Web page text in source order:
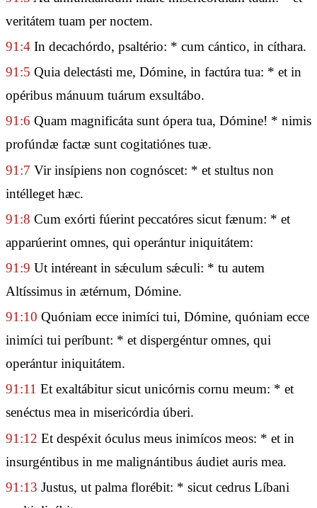
veritátem tuam per noctem.
91:4 In decachórdo, psaltério: * cum cántico, in cíthara.
91:5 Quia delectásti me, Dómine, in factúra tua: * et in
opéribus mánuum tuárum exsultábo.
91:6 Quam magnificáta sunt ópera tua, Dómine! * nimis
profúndæ factæ sunt cogitatiónes tuæ.
91:7 Vir insípiens non cognóscet: * et stultus non
intélleget hæc.
91:8 Cum exórti fúerint peccatóres sicut fænum: * et
apparúerint omnes, qui operántur iniquitátem:
91:9 Ut intéreant in sǽculum sǽculi: * tu autem
Altíssimus in ætérnum, Dómine.
91:10 Quóniam ecce inimíci tui, Dómine, quóniam ecce
inimíci tui períbunt: * et dispergéntur omnes, qui
operántur iniquitátem.
91:11 Et exaltábitur sicut unicórnis cornu meum: * et
senéctus mea in misericórdia úberi.
91:12 Et despéxit óculus meus inimícos meos: * et in
insurgéntibus in me malignántibus áudiet auris mea.
91:13 Justus, ut palma florébit: * sicut cedrus Líbani